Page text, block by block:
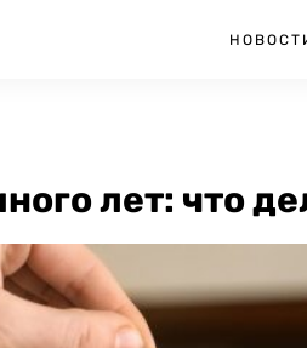
лет: что